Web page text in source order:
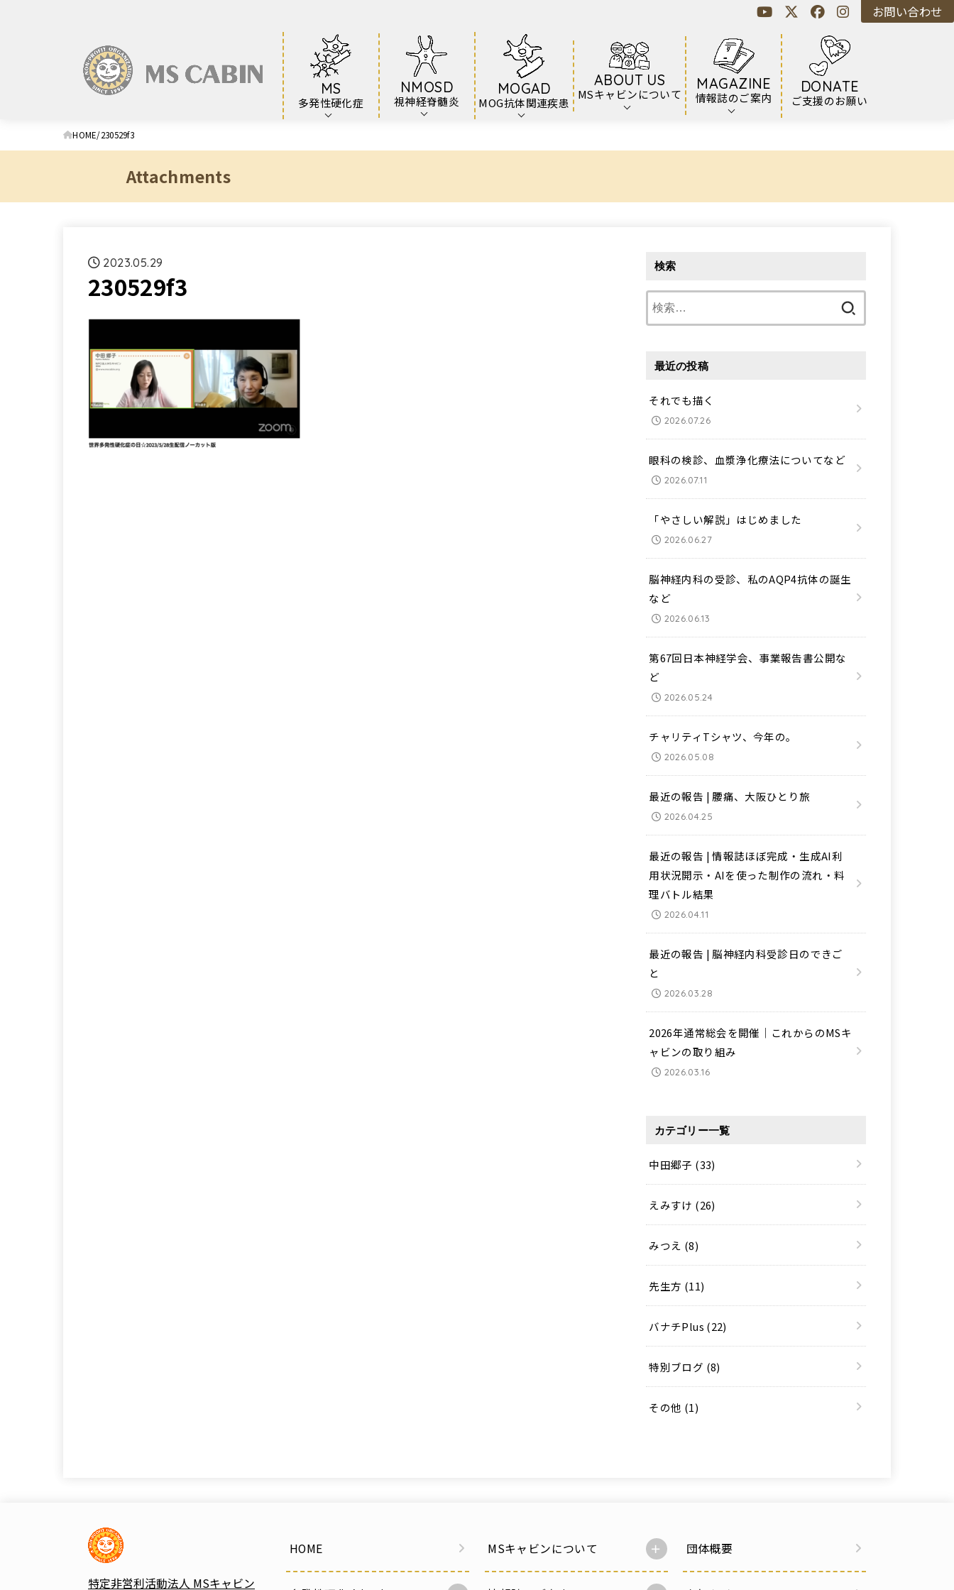
MS
多発性硬化症
NMOSD
視神経脊髄炎
MOGAD
MOG抗体関連疾患
ABOUT US
MSキャビンについて
MAGAZINE
情報誌のご案内
DONATE
ご支援のお願い
お問い合わせ
HOME 230529f3
Attachments
2023.05.29
230529f3
検索
最近の投稿
それでも描く
2026.07.26
眼科の検診、血漿浄化療法についてなど
2026.07.11
「やさしい解説」はじめました
2026.06.27
脳神経内科の受診、私のAQP4抗体の誕生
など
2026.06.13
第67回日本神経学会、事業報告書公開な
ど
2026.05.24
チャリティTシャツ、今年の。
2026.05.08
最近の報告 | 腰痛、大阪ひとり旅
2026.04.25
最近の報告 | 情報誌ほぼ完成・生成AI利
用状況開示・AIを使った制作の流れ・料
理バトル結果
2026.04.11
最近の報告 | 脳神経内科受診日のできご
と
2026.03.28
2026年通常総会を開催｜これからのMSキ
ャビンの取り組み
2026.03.16
カテゴリー一覧
中田郷子 (33)
えみすけ (26)
みつえ (8)
先生方 (11)
バナチPlus (22)
特別ブログ (8)
その他 (1)
特定非営利活動法人 MSキャビン
HOME MSキャビンについて 団体概要